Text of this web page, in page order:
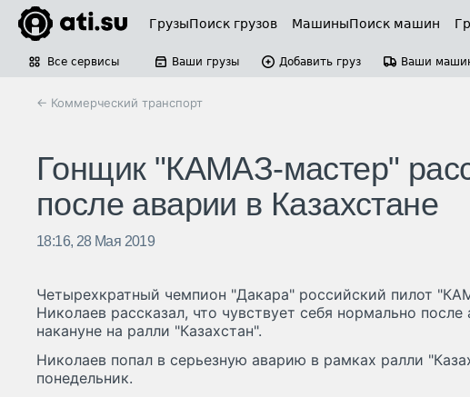
ГрузыПоиск грузов МашиныПоиск машин
Все сервисы Ваши грузы Добавить груз Ваши
← Коммерческий транспорт
Гонщик "КАМАЗ-мастер"
после аварии в Казахстане
18:16, 28 Мая 2019
Четырехкратный чемпион "Дакара" российский пилот
Николаев рассказал, что чувствует себя нормально
накануне на ралли "Казахстан".
Николаев попал в серьезную аварию в рамках ралли
понедельник.